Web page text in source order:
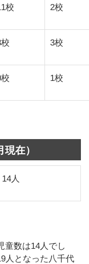
校 2校
3校
1校
在）
14人
童数は14人でし
人となった八千代